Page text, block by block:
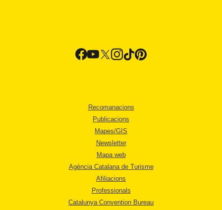
Recomanacions
Publicacions
Mapes/GIS
Newsletter
Mapa web
Agència Catalana de Turisme
Afiliacions
Professionals
Catalunya Convention Bureau